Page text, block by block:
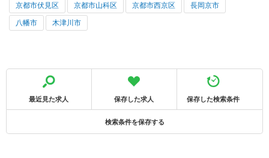
京都市伏見区 京都市山科区 京都市西京区 長岡京市
八幡市 木津川市
最近見た求人 保存した求人 保存した検索条件
検索条件を保存する